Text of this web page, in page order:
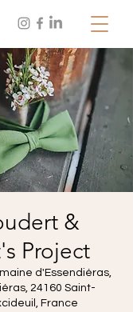
&
Project
d'Essendiéras,
24160 Saint-
France